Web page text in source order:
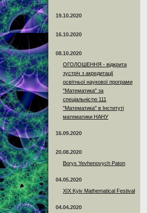
19.10.2020
16.10.2020
08.10.2020
ОГОЛОШЕННЯ - відкрита
зустріч з акредитації
освітньої наукової програми
"Математика" за
спеціальністю 111
"Математика" в Інституті
математики НАНУ
16.09.2020
20.08.2020
Borys Yevhenovych Paton
04.05.2020
XIX Kyiv Mathematical Festival
04.04.2020